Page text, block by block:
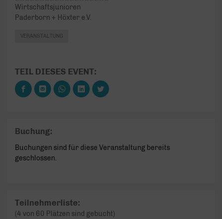
Wirtschaftsjunioren
Paderborn + Höxter e.V.
VERANSTALTUNG
TEIL DIESES EVENT:
Buchung:
Buchungen sind für diese Veranstaltung bereits
geschlossen.
Teilnehmerliste:
(4 von 60 Plätzen sind gebucht)